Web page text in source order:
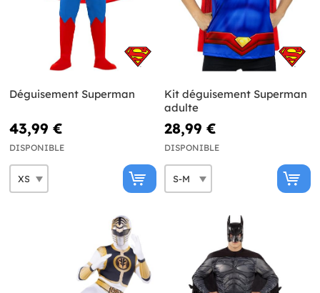
Déguisement Superman
43,99 €
DISPONIBLE
Kit déguisement Superman
adulte
28,99 €
DISPONIBLE